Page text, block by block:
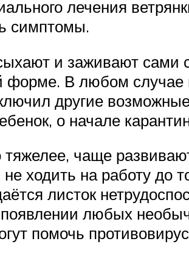
лечения
симптомы.
и заживают
форме. В любом
другие
о начале
чаще
ходить на работу до
листок
любых
помочь